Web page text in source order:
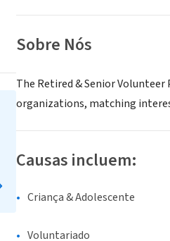
Sobre Nós
The Retired & Senior
organizations, matching
Causas incluem:
Criança & Adolescente
Voluntariado